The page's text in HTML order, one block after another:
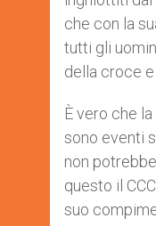
che con la
tutti gli
della croce e
È vero che
sono eventi
non
questo il
suo